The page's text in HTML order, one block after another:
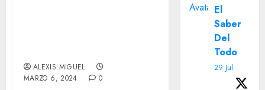
ALEXIS MIGUEL
MARZO 6, 2024
0
Avatar El
Saber
Del
Todo
29 Jul